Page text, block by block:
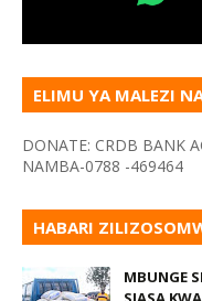
ELIMU YA MALEZI
DONATE: CRDB BANK
NAMBA-0788 -469464
HABARI
MBUNGE